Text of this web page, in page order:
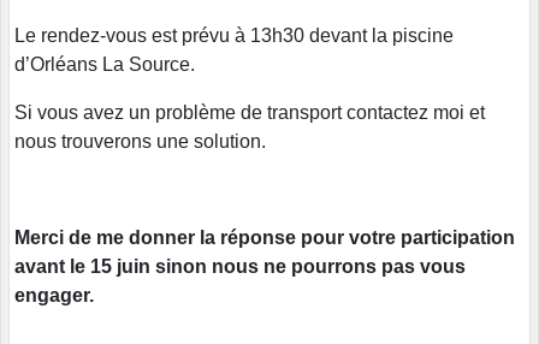
Le rendez-vous est prévu à 13h30 devant la piscine
d’Orléans La Source.
Si vous avez un problème de transport contactez moi et
nous trouverons une solution.
Merci de me donner la réponse pour votre participation
avant le 15 juin sinon nous ne pourrons pas vous
engager.